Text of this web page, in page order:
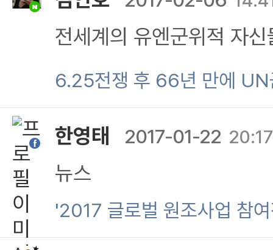
인분이나 인명가 재산을
에 최우선적 조건 하에서
적 선별위적 지원부대로
것.
전세계의 유엔군위적 자
의 그에 사임적 명분을 분
위적 상공회의소적 재산
분적 인명의 재산을 지키
의 창립위적 위치에서의
평화유지군위적 발단과
6.25전쟁 후 66년 만에 UN
한영태 2017-01-22
뉴스
'2017 글로벌 원조사업 참